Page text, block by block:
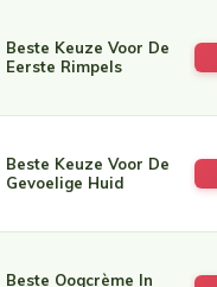
Beste Keuze Voor De
Eerste Rimpels
Beste Keuze Voor De
Gevoelige Huid
Beste Oogcrème In